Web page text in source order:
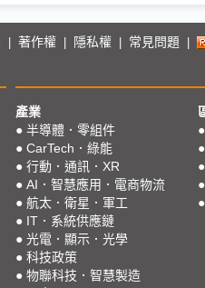
著作權 隱私權 常見問題
產業
● 半導體．零組件
● CarTech．綠能
● 行動．通訊．XR
● AI．智慧應用．電商物流
● 航太．衛星．軍工
● IT．系統供應鏈
● 光電．顯示．光學
● 科技政策
● 物聯科技．智慧製造
●
●
●
●
●